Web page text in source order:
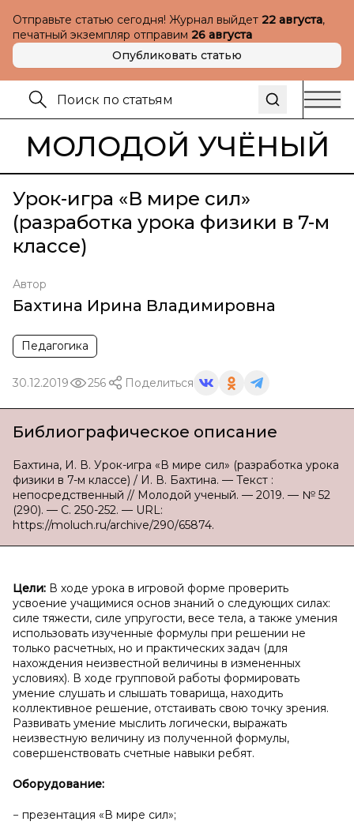
Отправьте статью сегодня! Журнал выйдет 22 августа,
печатный экземпляр отправим 26 августа
Опубликовать статью
МОЛОДОЙ УЧЁНЫЙ
Урок-игра «В мире сил»
(разработка урока физики в 7-м
классе)
Автор
Бахтина Ирина Владимировна
Педагогика
30.12.2019 256 Поделиться
Библиографическое описание
Бахтина, И. В. Урок-игра «В мире сил» (разработка урока
физики в 7-м классе) / И. В. Бахтина. — Текст :
непосредственный // Молодой ученый. — 2019. — № 52
(290). — С. 250-252. — URL:
https://moluch.ru/archive/290/65874.
Цели: В ходе урока в игровой форме проверить
усвоение учащимися основ знаний о следующих силах:
силе тяжести, силе упругости, весе тела, а также умения
использовать изученные формулы при решении не
только расчетных, но и практических задач (для
нахождения неизвестной величины в измененных
условиях). В ходе групповой работы формировать
умение слушать и слышать товарища, находить
коллективное решение, отстаивать свою точку зрения.
Развивать умение мыслить логически, выражать
неизвестную величину из полученной формулы,
совершенствовать счетные навыки ребят.
Оборудование:
− презентация «В мире сил»;